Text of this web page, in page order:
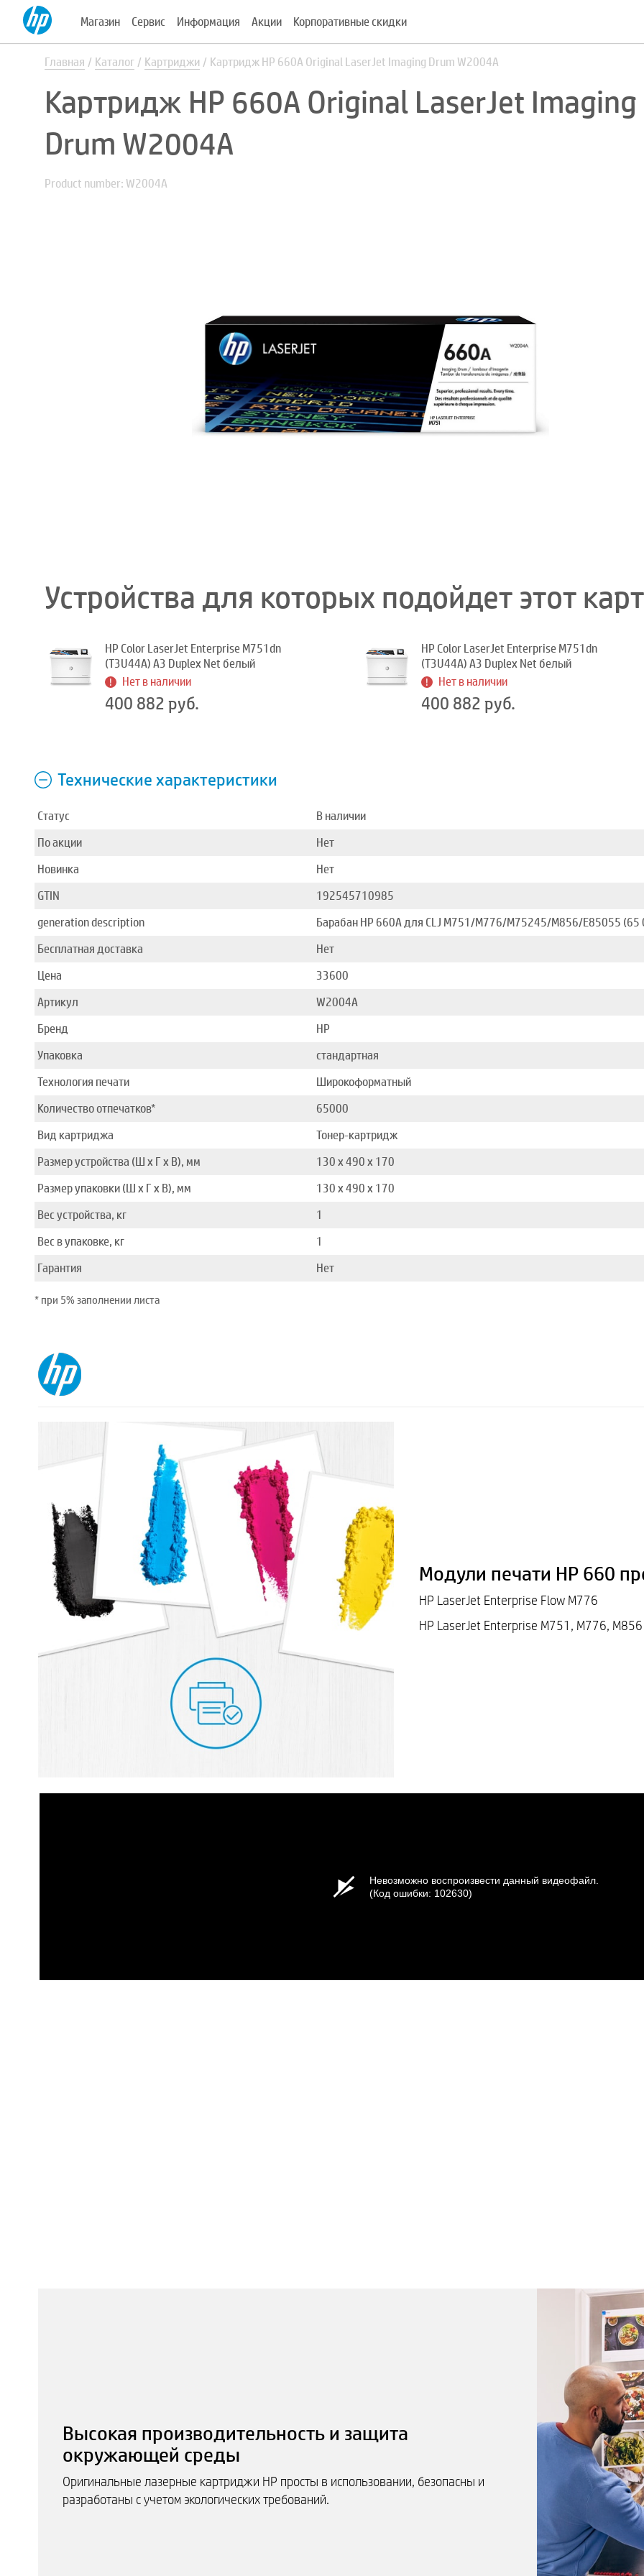
Магазин Сервис Информация Акции Корпоративные скидки
Главная Каталог Картриджи Картридж HP 660A Original LaserJet Imaging Drum W2004A
Картридж HP 660A Original LaserJet Imaging
Drum W2004A
Product number: W2004A
Устройства для которых подойдет этот
HP Color LaserJet Enterprise M751dn
(T3U44A) A3 Duplex Net белый
Нет в наличии
400 882 руб.
HP Color LaserJet Enterprise M751dn
(T3U44A) A3 Duplex Net белый
Нет в наличии
400 882 руб.
Технические характеристики
Статус
В наличии
По акции
Нет
Новинка
Нет
GTIN
192545710985
generation description
Барабан HP 660A для CLJ M751/M776/M75245/M856/E85055 (65
Бесплатная доставка
Нет
Цена
33600
Артикул
W2004A
Бренд
HP
Упаковка
стандартная
Технология печати
Широкоформатный
Количество отпечатков*
65000
Вид картриджа
Тонер-картридж
Размер устройства (Ш x Г x В), мм
130 x 490 x 170
Размер упаковки (Ш x Г x В), мм
130 x 490 x 170
Вес устройства, кг
1
Вес в упаковке, кг
1
Гарантия
Нет
* при 5% заполнении листа
Оригинальный картридж
фотобарабана HP LaserJet
660A
Печать до 65 000 страниц
Модули печати HP 660
HP LaserJet Enterprise Flow M776
HP LaserJet Enterprise M751, M776, M856
Высокая производительность и защита
окружающей среды
Оригинальные лазерные картриджи HP просты в использовании, безопасны и
разработаны с учетом экологических требований.